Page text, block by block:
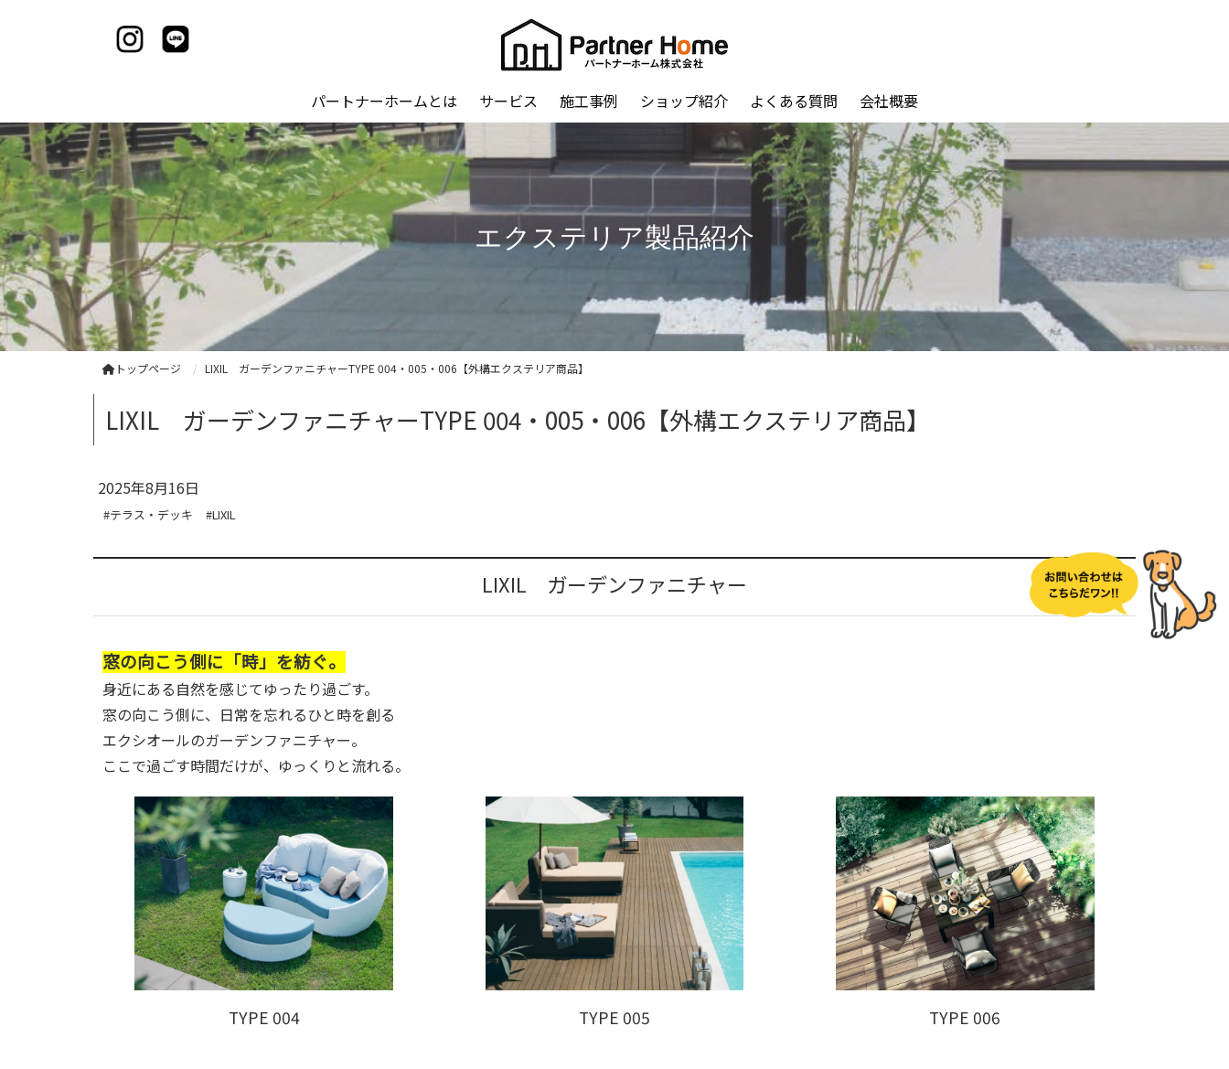
パートナーホームとは サービス 施工事例 ショップ紹介 よくある質問 会社概要
エクステリア製品紹介
トップページ LIXIL ガーデンファニチャーTYPE 004・005・006【外構エクステリア商品】
LIXIL ガーデンファニチャーTYPE 004・005・006【外構エクステリア商品】
2025年8月16日
#テラス・デッキ #LIXIL
LIXIL ガーデンファニチャー
窓の向こう側に「時」を紡ぐ。
身近にある自然を感じてゆったり過ごす。
窓の向こう側に、日常を忘れるひと時を創る
エクシオールのガーデンファニチャー。
ここで過ごす時間だけが、ゆっくりと流れる。
TYPE 004 TYPE 005 TYPE 006